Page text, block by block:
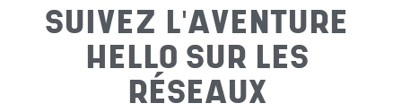
SUIVEZ L'AVENTURE
HELLO SUR LES
RÉSEAUX